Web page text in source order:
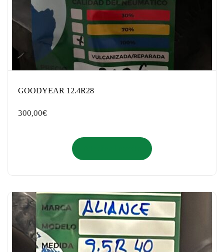
GOODYEAR 12.4R28
300,00€